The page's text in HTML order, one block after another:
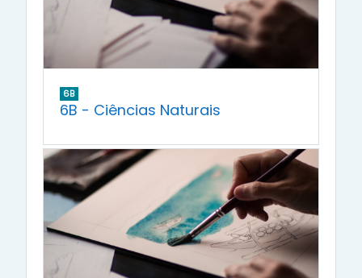
6B
6B - Ciências Naturais